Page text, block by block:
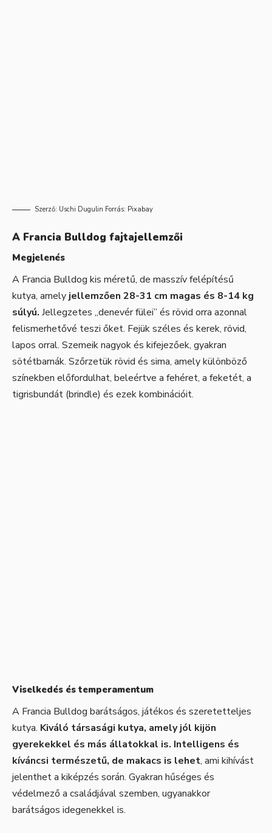
Szerző: Uschi Dugulin Forrás: Pixabay
A Francia Bulldog fajtajellemzői
Megjelenés
A Francia Bulldog kis méretű, de masszív felépítésű
kutya, amely jellemzően 28-31 cm magas és 8-14 kg
súlyú. Jellegzetes „denevér fülei” és rövid orra azonnal
felismerhetővé teszi őket. Fejük széles és kerek, rövid,
lapos orral. Szemeik nagyok és kifejezőek, gyakran
sötétbarnák. Szőrzetük rövid és sima, amely különböző
színekben előfordulhat, beleértve a fehéret, a feketét, a
tigrisbundát (brindle) és ezek kombinációit.
Viselkedés és temperamentum
A Francia Bulldog barátságos, játékos és szeretetteljes
kutya. Kiváló társasági kutya, amely jól kijön
gyerekekkel és más állatokkal is. Intelligens és
kíváncsi természetű, de makacs is lehet, ami kihívást
jelenthet a kiképzés során. Gyakran hűséges és
védelmező a családjával szemben, ugyanakkor
barátságos idegenekkel is.